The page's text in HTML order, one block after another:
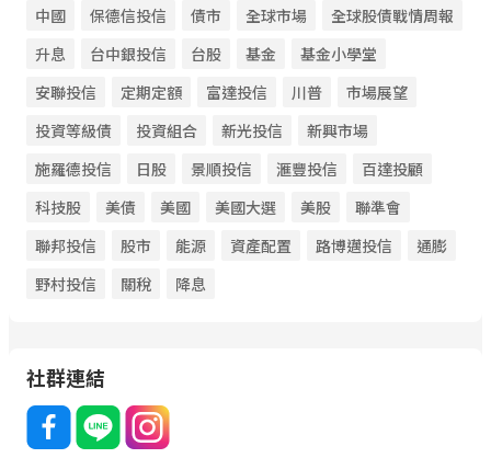
中國
保德信投信 債市 全球市場
全球股債戰情周報
升息
台中銀投信 台股 基金
基金小學堂
安聯投信
定期定額 富達投信 川普
市場展望
投資等級債
投資組合 新光投信
新興市場
施羅德投信
日股 景順投信 滙豐投信
百達投顧
科技股
美債 美國 美國大選 美股
聯準會
聯邦投信
股市 能源 資產配置 路博邁投信
通膨
野村投信
關稅 降息
社群連結